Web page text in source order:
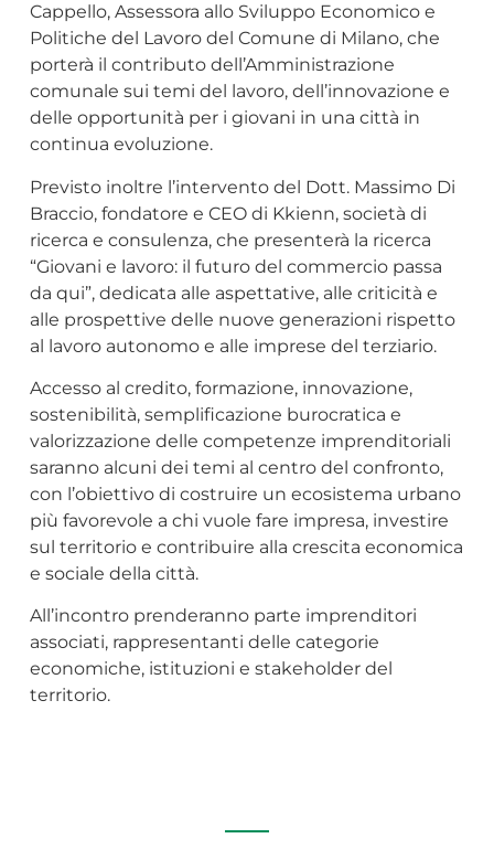
Cappello, Assessora allo Sviluppo Economico e
Politiche del Lavoro del Comune di Milano, che
porterà il contributo dell’Amministrazione
comunale sui temi del lavoro, dell’innovazione e
delle opportunità per i giovani in una città in
continua evoluzione.
Previsto inoltre l’intervento del Dott. Massimo Di
Braccio, fondatore e CEO di Kkienn, società di
ricerca e consulenza, che presenterà la ricerca
“Giovani e lavoro: il futuro del commercio passa
da qui”, dedicata alle aspettative, alle criticità e
alle prospettive delle nuove generazioni rispetto
al lavoro autonomo e alle imprese del terziario.
Accesso al credito, formazione, innovazione,
sostenibilità, semplificazione burocratica e
valorizzazione delle competenze imprenditoriali
saranno alcuni dei temi al centro del confronto,
con l’obiettivo di costruire un ecosistema urbano
più favorevole a chi vuole fare impresa, investire
sul territorio e contribuire alla crescita economica
e sociale della città.
All’incontro prenderanno parte imprenditori
associati, rappresentanti delle categorie
economiche, istituzioni e stakeholder del
territorio.